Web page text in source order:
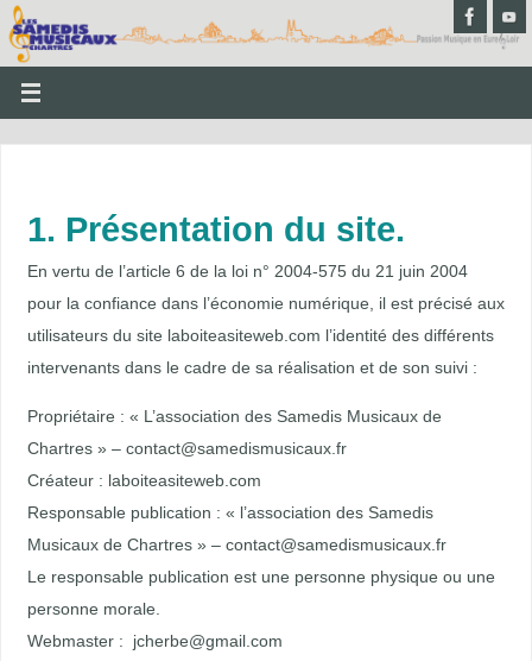
1. Présentation du site.
En vertu de l’article 6 de la loi n° 2004-575 du 21 juin 2004
pour la confiance dans l’économie numérique, il est précisé aux
utilisateurs du site laboiteasiteweb.com l’identité des différents
intervenants dans le cadre de sa réalisation et de son suivi :
Propriétaire : « L’association des Samedis Musicaux de
Chartres » – contact@samedismusicaux.fr
Créateur : laboiteasiteweb.com
Responsable publication : « l’association des Samedis
Musicaux de Chartres » – contact@samedismusicaux.fr
Le responsable publication est une personne physique ou une
personne morale.
Webmaster : jcherbe@gmail.com